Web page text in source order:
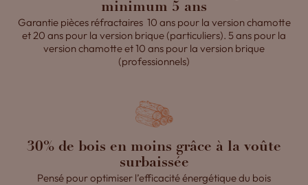
minimum 5 ans
Garantie pièces réfractaires 10 ans pour la version chamotte
et 20 ans pour la version brique (particuliers). 5 ans pour la
version chamotte et 10 ans pour la version brique
(professionnels)
30% de bois en moins grâce à la voûte
surbaissée
Pensé pour optimiser l’efficacité énergétique du bois